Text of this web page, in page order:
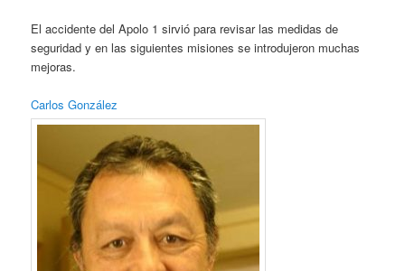
El accidente del Apolo 1 sirvió para revisar las medidas de
seguridad y en las siguientes misiones se introdujeron muchas
mejoras.
Carlos González